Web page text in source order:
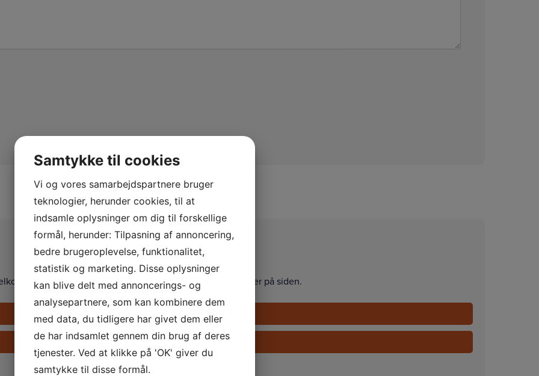
Kontakt os
til at kontakte os på telefon, eller via formularen her på siden.
Ring på +45 33 24 02 10
Send en e-mail
Samtykke til cookies
Vi og vores samarbejdspartnere bruger
teknologier, herunder cookies, til at
indsamle oplysninger om dig til forskellige
formål, herunder: Tilpasning af annoncering,
bedre brugeroplevelse, funktionalitet,
statistik og marketing. Disse oplysninger
kan blive delt med annoncerings- og
analysepartnere, som kan kombinere dem
med data, du tidligere har givet dem eller
de har indsamlet gennem din brug af deres
tjenester. Ved at klikke på 'OK' giver du
samtykke til disse formål.